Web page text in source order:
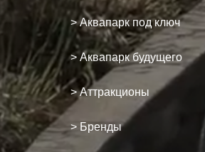
> Аквапарк под ключ
> Аквапарк будущего
> Аттракционы
> Бренды